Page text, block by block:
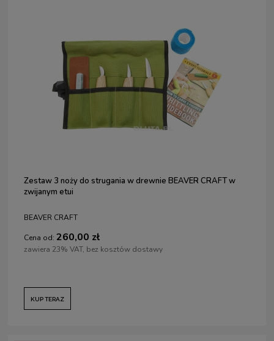
Zestaw 3 noży do strugania w drewnie BEAVER CRAFT w
zwijanym etui
BEAVER CRAFT
Cena od: 260,00 zł
zawiera 23% VAT, bez kosztów dostawy
KUP TERAZ